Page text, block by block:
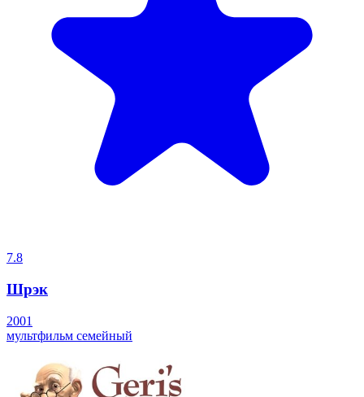
7.8
Шрэк
2001
мультфильм семейный